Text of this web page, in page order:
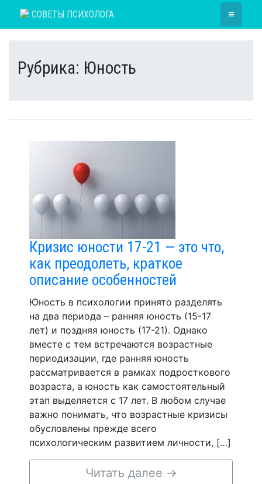
СОВЕТЫ ПСИХОЛОГА ≡
Рубрика: Юность
Кризис юности 17-21 — это что,
как преодолеть, краткое
описание особенностей
Юность в психологии принято разделять
на два периода – ранняя юность (15-17
лет) и поздняя юность (17-21). Однако
вместе с тем встречаются возрастные
периодизации, где ранняя юность
рассматривается в рамках подросткового
возраста, а юность как самостоятельный
этап выделяется с 17 лет. В любом случае
важно понимать, что возрастные кризисы
обусловлены прежде всего
психологическим развитием личности, […]
Читать далее →